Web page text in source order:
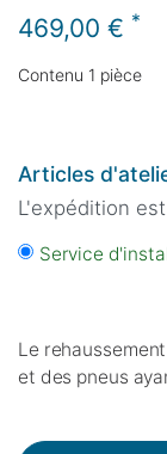
469,00 € *
Contenu 1 pièce
Articles
L'expédition
Service
Le
et des pneus